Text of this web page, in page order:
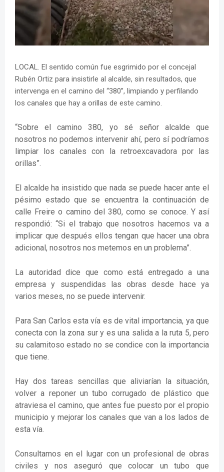
LOCAL. El sentido común fue esgrimido por el concejal
Rubén Ortiz para insistirle al alcalde, sin resultados, que
intervenga en el camino del “380”, limpiando y perfilando
los canales que hay a orillas de este camino.
“Sobre el camino 380, yo sé señor alcalde que
nosotros no podemos intervenir ahí, pero sí podríamos
limpiar los canales con la retroexcavadora por las
orillas”.
El alcalde ha insistido que nada se puede hacer ante el
pésimo estado que se encuentra la continuación de
calle Freire o camino del 380, como se conoce. Y así
respondió: “Si el trabajo que nosotros hacemos va a
implicar que después ellos tengan que hacer una obra
adicional, nosotros nos metemos en un problema”.
La autoridad dice que como está entregado a una
empresa y suspendidas las obras desde hace ya
varios meses, no se puede intervenir.
Para San Carlos esta vía es de vital importancia, ya que
conecta con la zona sur y es una salida a la ruta 5, pero
su calamitoso estado no se condice con la importancia
que tiene.
Hay dos tareas sencillas que aliviarían la situación,
volver a reponer un tubo corrugado de plástico que
atraviesa el camino, que antes fue puesto por el propio
municipio y mejorar los canales que van a los lados de
esta vía.
Consultamos en el lugar con un profesional de obras
civiles y nos aseguró que colocar un tubo que